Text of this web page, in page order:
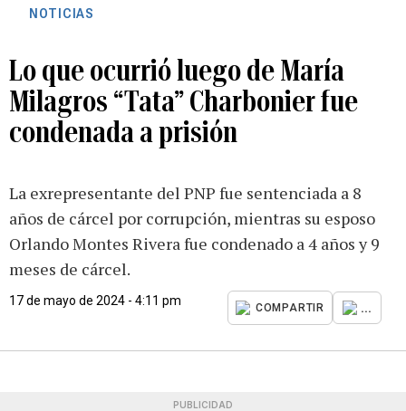
NOTICIAS
Lo que ocurrió luego de María
Milagros “Tata” Charbonier fue
condenada a prisión
La exrepresentante del PNP fue sentenciada a 8
años de cárcel por corrupción, mientras su esposo
Orlando Montes Rivera fue condenado a 4 años y 9
meses de cárcel.
17 de mayo de 2024 - 4:11 pm
COMPARTIR ...
PUBLICIDAD